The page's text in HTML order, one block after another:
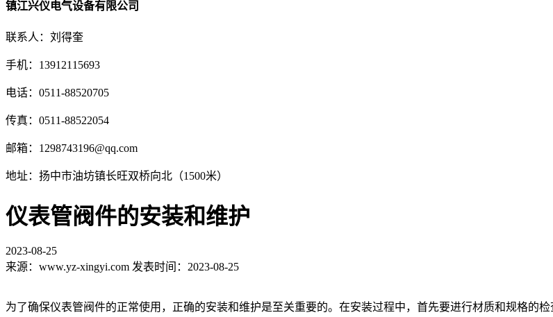
镇江兴仪电气设备有限公司
联系人：刘得奎
手机：13912115693
电话：0511-88520705
传真：0511-88522054
邮箱：1298743196@qq.com
地址：扬中市油坊镇长旺双桥向北（1500米）
仪表管阀件的安装和维护
2023-08-25
来源：www.yz-xingyi.com 发表时间：2023-08-25
为了确保仪表管阀件的正常使用，正确的安装和维护是至关重要的。在安装过程中，首先要进行材质和规格的